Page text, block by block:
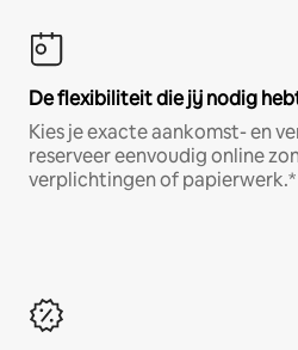
De flexibiliteit die jij nodig
Kies je exacte aankomst- en
reserveer eenvoudig online
verplichtingen of papierwerk.*